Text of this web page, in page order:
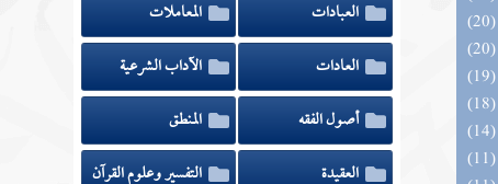
العبادات
المعاملات
العادات
الآداب الشرعية
أصول الفقه
المنطق
العقيدة
التفسير وعلوم القرآن